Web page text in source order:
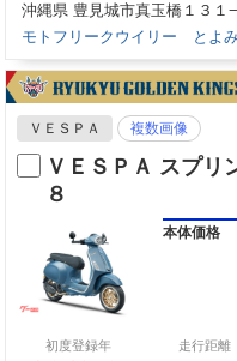
沖縄県 豊見城市真玉橋１３１
モトフリークウイリー とよ
ＶＥＳＰＡ 複数画像
ＶＥＳＰＡ スプ
８
本体価格
初度登録年
走行距離